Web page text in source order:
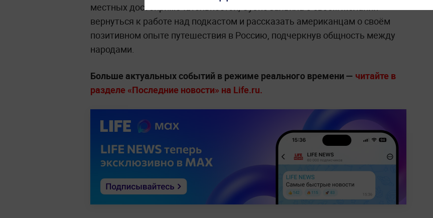
местных достопримечательностей, Оуэнс заявила о своем желании
вернуться к работе над подкастом и рассказать американцам о своём
позитивном опыте путешествия в Россию, подчеркнув общность между
народами.
Больше актуальных событий в режиме реального времени — читайте в
разделе «Последние новости» на Life.ru.